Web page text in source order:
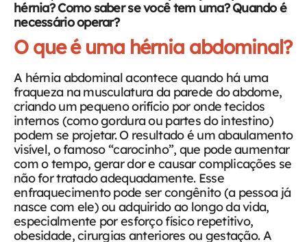
hérnia? Como saber se você tem uma? Quando é
necessário operar?
O que é uma hérnia abdominal?
A hérnia abdominal acontece quando há uma
fraqueza na musculatura da parede do abdome,
criando um pequeno orifício por onde tecidos
internos (como gordura ou partes do intestino)
podem se projetar. O resultado é um abaulamento
visível, o famoso “carocinho”, que pode aumentar
com o tempo, gerar dor e causar complicações se
não for tratado adequadamente. Esse
enfraquecimento pode ser congênito (a pessoa já
nasce com ele) ou adquirido ao longo da vida,
especialmente por esforço físico repetitivo,
obesidade, cirurgias anteriores ou gestação. A